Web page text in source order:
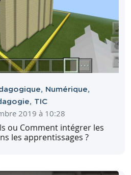
, Numérique,
, TIC
2019 à 10:28
ou Comment intégrer les
les apprentissages ?